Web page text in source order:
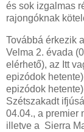
és sok izgalmas
rajongóknak
Továbbá érkezik
Velma 2. évada
elérhető), az Itt
epizódok
epizódok
Szétszakadt
04.04., a premier
illetve a Sierra